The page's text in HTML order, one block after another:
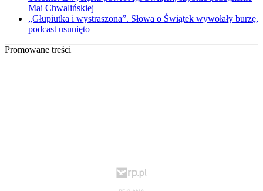
Mai Chwalińskiej
„Głupiutka i wystraszona”. Słowa o Świątek wywołały burzę,
podcast usunięto
Promowane treści